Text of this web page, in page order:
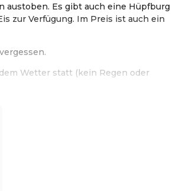
Es gibt auch eine Hüpfburg
zur Verfügung. Im Preis ist auch ein
Wetter statt (kein Regen oder